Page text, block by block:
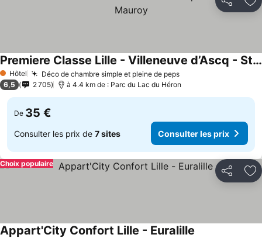
Partager
1 Étoiles
Hôtel Déco de chambre simple et pleine de peps
Premiere Classe Lille - Villeneuve d’Ascq - Stade Pierre Mauroy
6,5 2 705 à 4.4 km de : Parc du Lac du Héron
De 35 €
Consulter les prix de 7 sites Consulter les prix
Partager
Choix populaire
Appart'City Confort Lille - Euralille